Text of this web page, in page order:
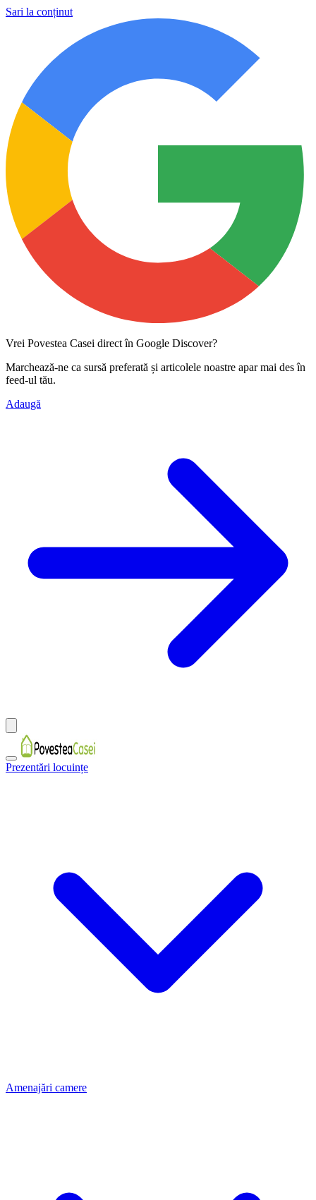
Sari la conținut
Vrei Povestea Casei direct în Google Discover?
Marchează-ne ca sursă preferată și articolele noastre apar mai des în
feed-ul tău.
Adaugă
Prezentări locuințe
Amenajări camere